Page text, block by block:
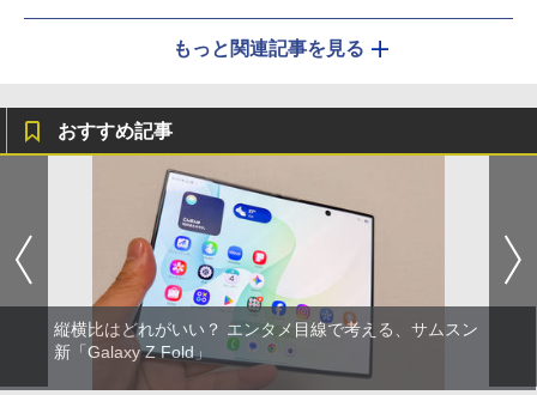
もっと関連記事を見る
おすすめ記事
縦横比はどれがいい？ エンタメ目線で考える、サムスン
新「Galaxy Z Fold」